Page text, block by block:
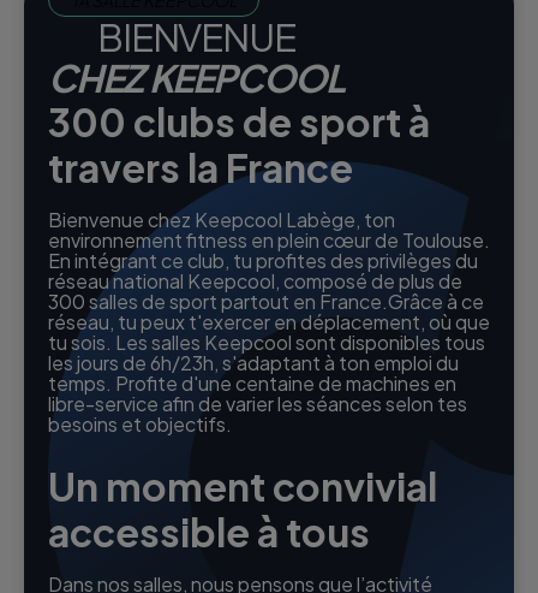
BIENVENUE
CHEZ KEEPCOOL
300 clubs de sport à
travers la France
Bienvenue chez Keepcool Labège, ton
environnement fitness en plein cœur de Toulouse.
En intégrant ce club, tu profites des privilèges du
réseau national Keepcool, composé de plus de
300 salles de sport partout en France.Grâce à ce
réseau, tu peux t'exercer en déplacement, où que
tu sois. Les salles Keepcool sont disponibles tous
les jours de 6h/23h, s'adaptant à ton emploi du
temps. Profite d'une centaine de machines en
libre-service afin de varier les séances selon tes
besoins et objectifs.
Un moment convivial
accessible à tous
Dans nos salles, nous pensons que l’activité